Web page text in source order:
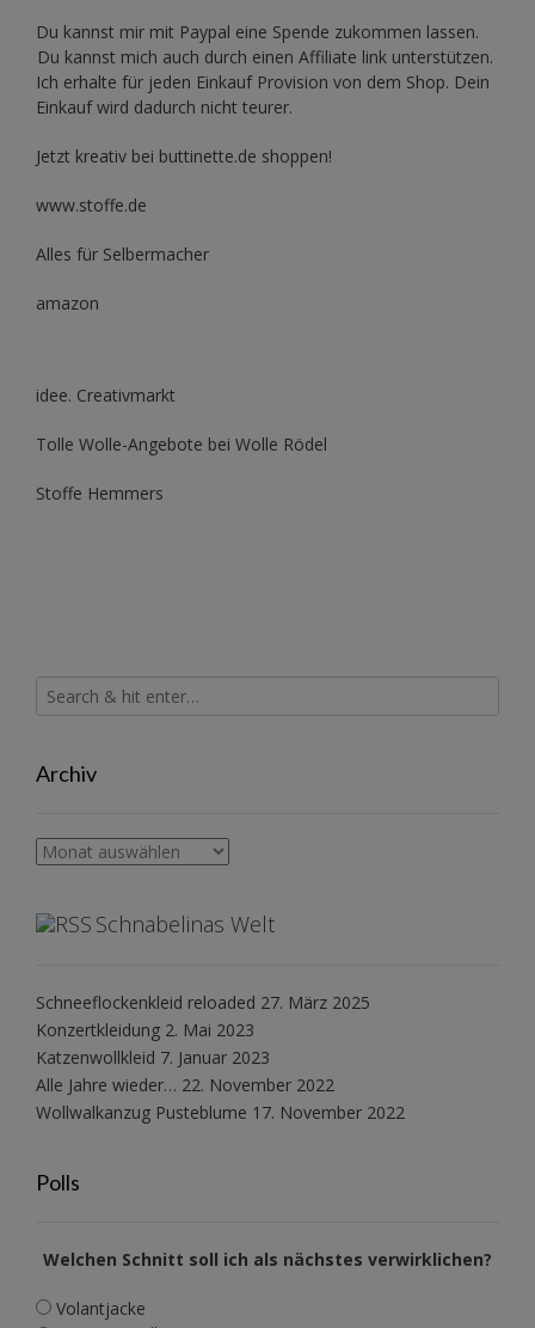
Du kannst mir mit Paypal eine Spende zukommen lassen.
Du kannst mich auch durch einen Affiliate link unterstützen.
Ich erhalte für jeden Einkauf Provision von dem Shop. Dein
Einkauf wird dadurch nicht teurer.
Jetzt kreativ bei buttinette.de shoppen!
www.stoffe.de
Alles für Selbermacher
amazon
idee. Creativmarkt
Tolle Wolle-Angebote bei Wolle Rödel
Stoffe Hemmers
Archiv
Archiv
Schnabelinas Welt
Schneeflockenkleid reloaded 27. März 2025
Konzertkleidung 2. Mai 2023
Katzenwollkleid 7. Januar 2023
Alle Jahre wieder… 22. November 2022
Wollwalkanzug Pusteblume 17. November 2022
Polls
Welchen Schnitt soll ich als nächstes verwirklichen?
Volantjacke